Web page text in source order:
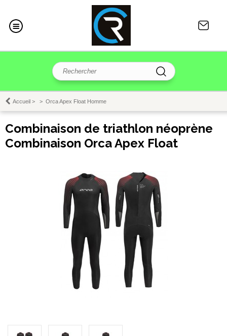
Accueil > > Orca Apex Float Homme
Combinaison de triathlon néoprène
Combinaison Orca Apex Float